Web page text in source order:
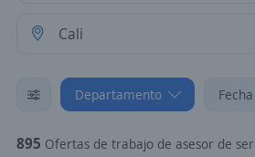
Departamento Fecha
895 Ofertas de trabajo de asesor de servicios en Cali, Valle del Cauca